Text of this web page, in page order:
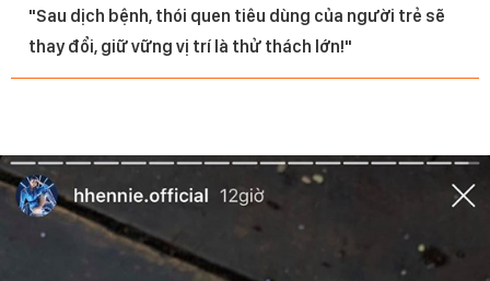
"Sau dịch bệnh, thói quen tiêu dùng của người trẻ sẽ
thay đổi, giữ vững vị trí là thử thách lớn!"